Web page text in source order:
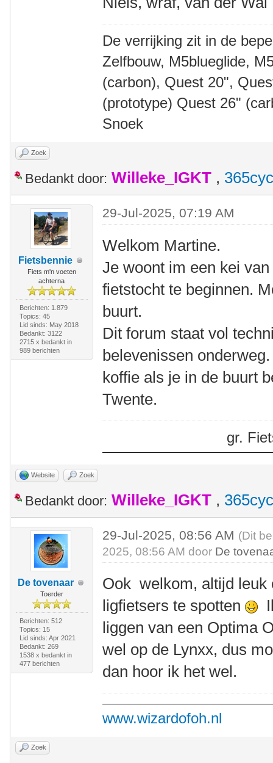
De verrijking zit in de
Zelfbouw, M5blueglide,
(carbon), Quest 20",
(prototype) Quest 26"
Snoek
Zoek
Bedankt door: Willeke_IGKT ,
Fietsbennie
Fiets m'n voeten
achterna
Berichten: 1.879
Topics: 45
Lid sinds: May 2018
Bedankt: 3122
2715 x bedankt in
989 berichten
29-Jul-2025, 07:19 AM
Welkom Martine.
Je woont im een kei
fietstocht te beginnen.
buurt.
Dit forum staat vol
belevenissen
koffie als je in de buurt
Twente.
gr.
Website Zoek
Bedankt door: Willeke_IGKT ,
De tovenaar
Toerder
Berichten: 512
Topics: 15
Lid sinds: Apr 2021
Bedankt: 269
1538 x bedankt in
477 berichten
29-Jul-2025, 08:56 AM (Dit
2025, 08:56 AM door De
Ook welkom, altijd leuk
ligfietsers te spotten
liggen van een Optima
wel op de Lynxx, dus
dan hoor ik het wel.
www.wizardofoh.nl
Zoek